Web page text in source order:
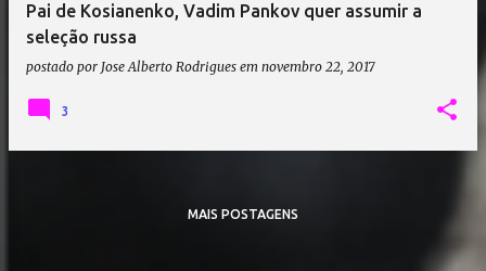
Pai de Kosianenko, Vadim Pankov quer assumir a
seleção russa
postado por Jose Alberto Rodrigues em novembro 22, 2017
3
MAIS POSTAGENS